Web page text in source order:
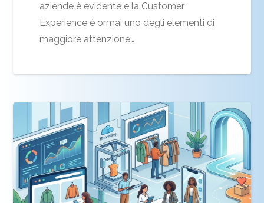
aziende è evidente e la Customer
Experience è ormai uno degli elementi di
maggiore attenzione…